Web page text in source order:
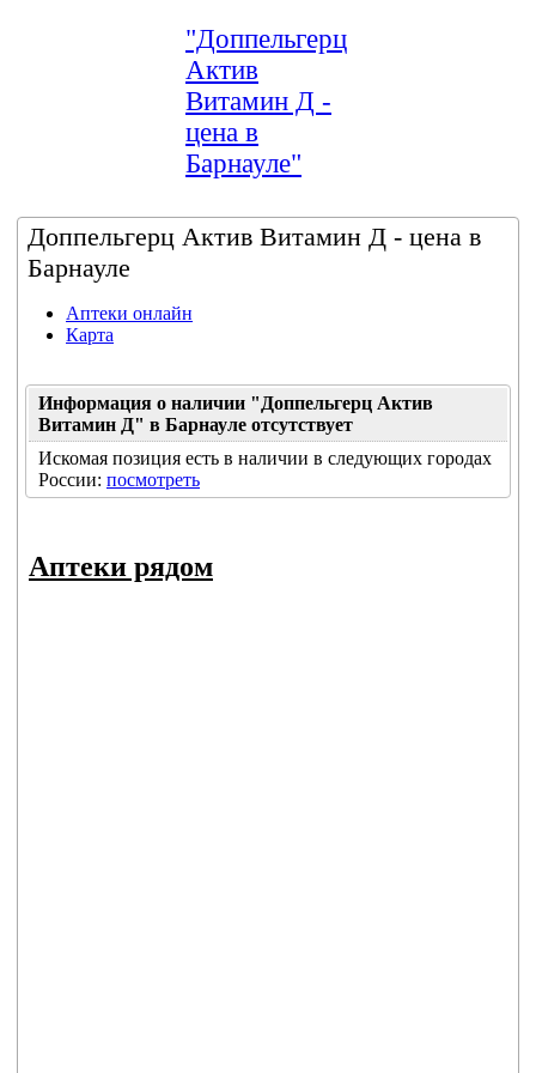
"Доппельгерц
Актив
Витамин Д -
цена в
Барнауле"
Доппельгерц Актив Витамин Д - цена в
Барнауле
Аптеки онлайн
Карта
Информация о наличии "Доппельгерц Актив
Витамин Д" в Барнауле отсутствует
Искомая позиция есть в наличии в следующих городах
России: посмотреть
Аптеки рядом